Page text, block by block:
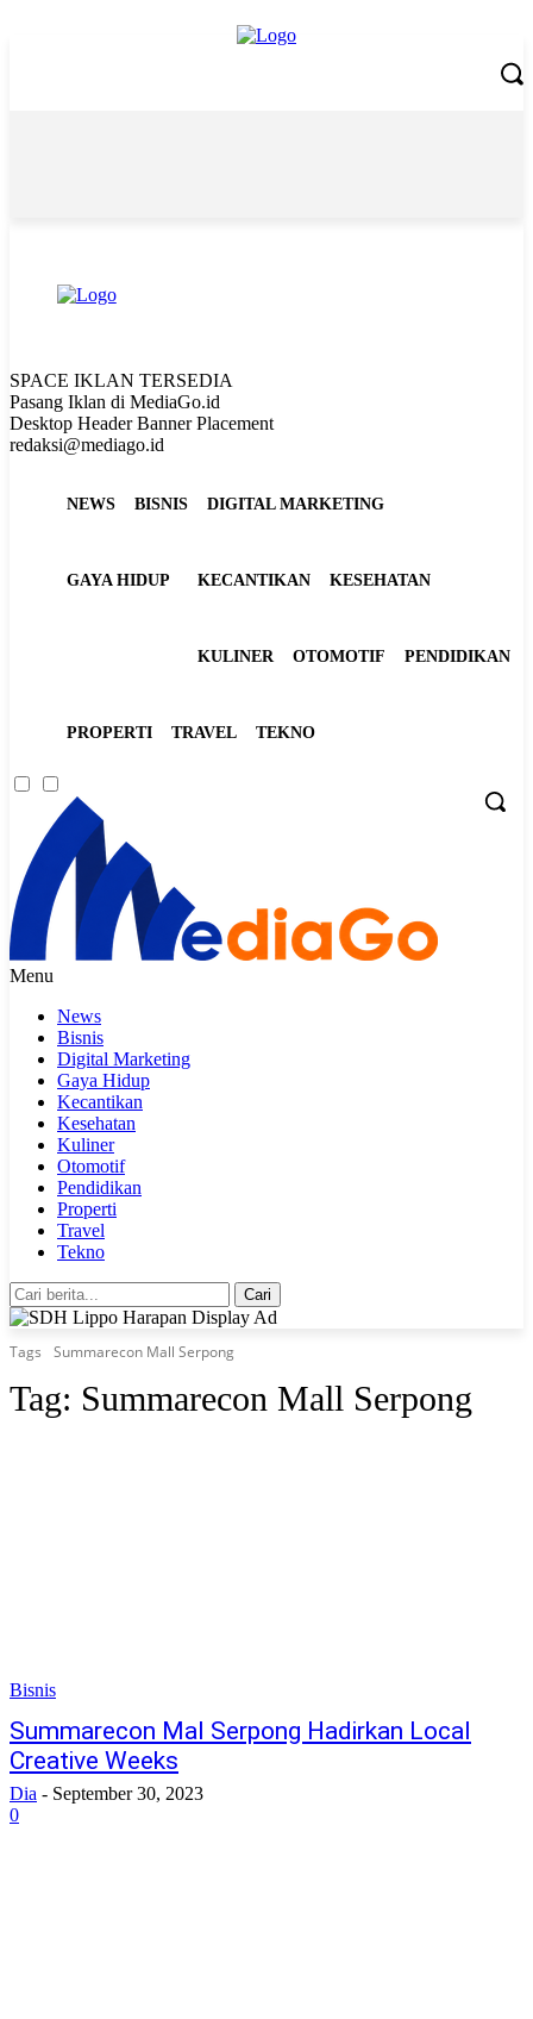
SPACE IKLAN TERSEDIA
Pasang Iklan di MediaGo.id
Desktop Header Banner Placement
redaksi@mediago.id
NEWS BISNIS DIGITAL MARKETING
GAYA HIDUP KECANTIKAN KESEHATAN
KULINER OTOMOTIF PENDIDIKAN
PROPERTI TRAVEL TEKNO
Menu
News
Bisnis
Digital Marketing
Gaya Hidup
Kecantikan
Kesehatan
Kuliner
Otomotif
Pendidikan
Properti
Travel
Tekno
Cari
Tags Summarecon Mall Serpong
Tag: Summarecon Mall Serpong
Bisnis
Summarecon Mal Serpong Hadirkan Local
Creative Weeks
Dia - September 30, 2023
0